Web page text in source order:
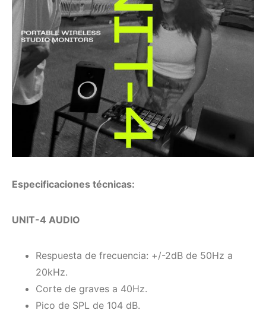
Especificaciones técnicas:
UNIT-4 AUDIO
Respuesta de frecuencia: +/-2dB de 50Hz a
20kHz.
Corte de graves a 40Hz.
Pico de SPL de 104 dB.